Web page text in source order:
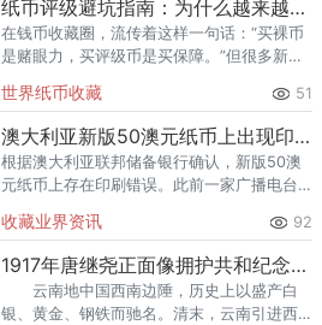
纸币评级避坑指南：为什么越来越多藏家选择爱藏
在钱币收藏圈，流传着这样一句话：“买裸币
是赌眼力，买评级币是买保障。”但很多新手
的评级机构，同样可能踩坑。假币入盒、分
数虚高、品相不符、售后无
世界纸币收藏 51
澳大利亚新版50澳元纸币上出现印刷错误
根据澳大利亚联邦储备银行确认，新版50澳
元纸币上存在印刷错误。此前一家广播电台
误的照片。错误出现在一组微型文字中，其
中“责任”这个词中第三个“
收藏业界资讯 92
1917年唐继尧正面像拥护共和纪念库平三钱六分银币图文欣赏
云南地中国西南边陲，历史上以盛产白
银、黄金、钢铁而驰名。清末，云南引进西